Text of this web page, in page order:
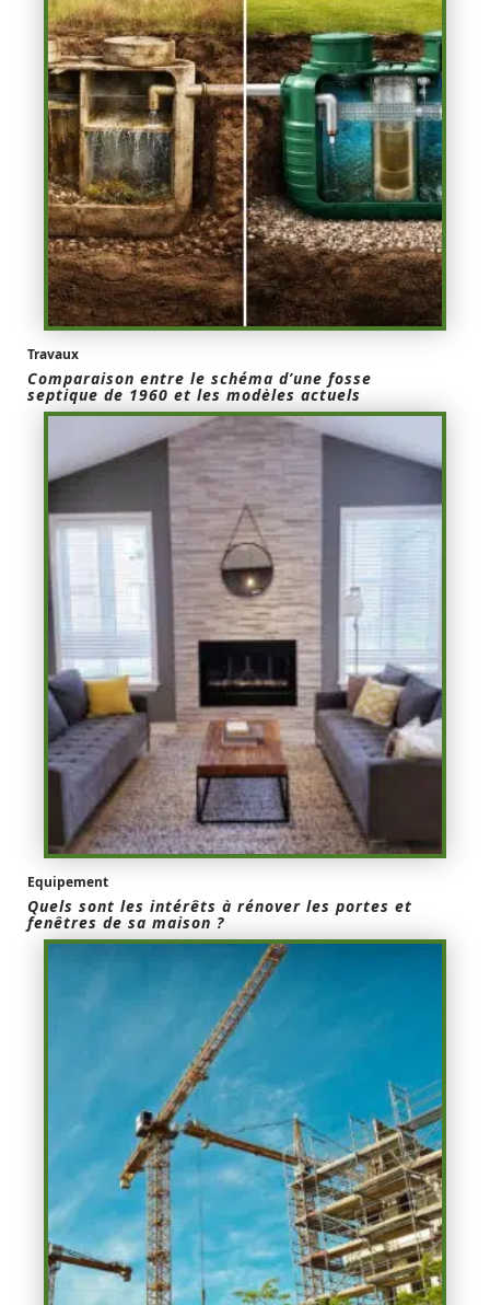
Travaux
Comparaison entre le schéma d’une fosse
septique de 1960 et les modèles actuels
Equipement
Quels sont les intérêts à rénover les portes et
fenêtres de sa maison ?